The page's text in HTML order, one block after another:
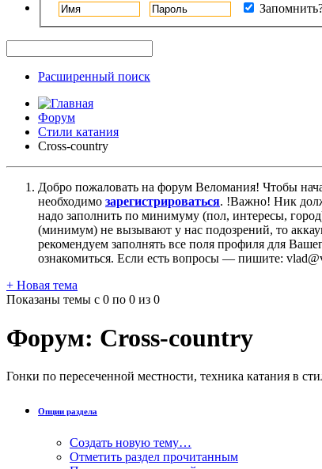
Расширенный поиск
Форум
Стили катания
Cross-сountry
Добро пожаловать на форум Веломания! Чтобы
необходимо зарегистрироваться. !Важно! Ник
надо заполнить по минимуму (пол, интересы,
(минимум) не вызывают у нас подозрений, то
рекомендуем заполнять все поля профиля для
ознакомиться. Если есть вопросы — пишите:
+ Новая тема
Показаны темы с 0 по 0 из 0
Форум: Cross-сountry
Гонки по пересеченной местности, техника катания в
Опции раздела
Создать новую тему…
Отметить раздел прочитанным